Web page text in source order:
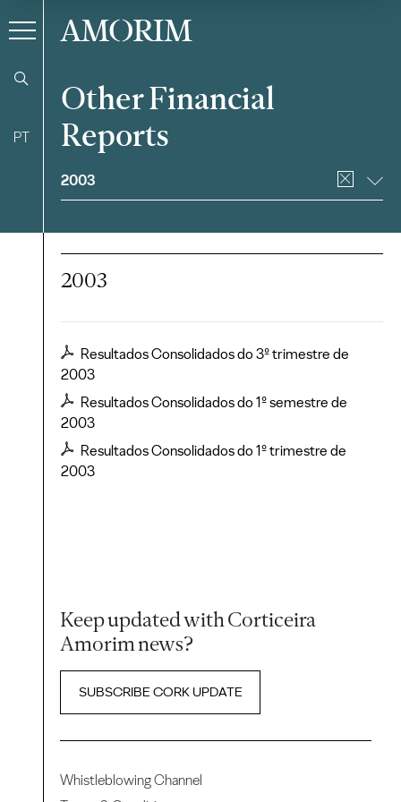
PT
AMORIM
Other Financial
Reports
Filter
2003
2003
Resultados Consolidados do 3º trimestre de
2003
Resultados Consolidados do 1º semestre de
2003
Resultados Consolidados do 1º trimestre de
2003
Keep updated with Corticeira
Amorim news?
SUBSCRIBE CORK UPDATE
Whistleblowing Channel